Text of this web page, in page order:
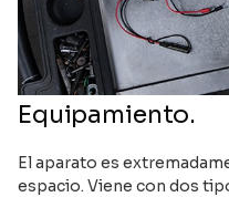
Equipamiento.
El aparato es
espacio. Viene con dos